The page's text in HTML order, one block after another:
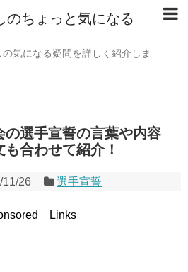
のちょっと気になる
気になる疑問を詳しく紹介しま
の選手宣誓の言葉や内容
合わせて紹介！
11/26 選手宣誓
Links